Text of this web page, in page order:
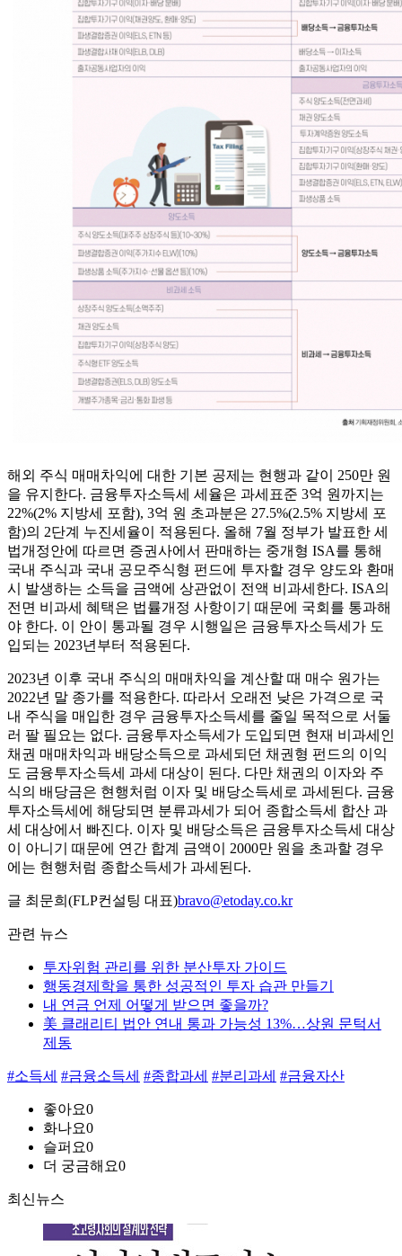
해외 주식 매매차익에 대한 기본 공제는 현행과 같이 250만 원
을 유지한다. 금융투자소득세 세율은 과세표준 3억 원까지는
22%(2% 지방세 포함), 3억 원 초과분은 27.5%(2.5% 지방세 포
함)의 2단계 누진세율이 적용된다. 올해 7월 정부가 발표한 세
법개정안에 따르면 증권사에서 판매하는 중개형 ISA를 통해
국내 주식과 국내 공모주식형 펀드에 투자할 경우 양도와 환매
시 발생하는 소득을 금액에 상관없이 전액 비과세한다. ISA의
전면 비과세 혜택은 법률개정 사항이기 때문에 국회를 통과해
야 한다. 이 안이 통과될 경우 시행일은 금융투자소득세가 도
입되는 2023년부터 적용된다.
2023년 이후 국내 주식의 매매차익을 계산할 때 매수 원가는
2022년 말 종가를 적용한다. 따라서 오래전 낮은 가격으로 국
내 주식을 매입한 경우 금융투자소득세를 줄일 목적으로 서둘
러 팔 필요는 없다. 금융투자소득세가 도입되면 현재 비과세인
채권 매매차익과 배당소득으로 과세되던 채권형 펀드의 이익
도 금융투자소득세 과세 대상이 된다. 다만 채권의 이자와 주
식의 배당금은 현행처럼 이자 및 배당소득세로 과세된다. 금융
투자소득세에 해당되면 분류과세가 되어 종합소득세 합산 과
세 대상에서 빠진다. 이자 및 배당소득은 금융투자소득세 대상
이 아니기 때문에 연간 합계 금액이 2000만 원을 초과할 경우
에는 현행처럼 종합소득세가 과세된다.
글 최문희(FLP컨설팅 대표)bravo@etoday.co.kr
관련 뉴스
투자위험 관리를 위한 분산투자 가이드
행동경제학을 통한 성공적인 투자 습관 만들기
내 연금 언제 어떻게 받으면 좋을까?
美 클래리티 법안 연내 통과 가능성 13%…상원 문턱서
제동
#소득세 #금융소득세 #종합과세 #분리과세 #금융자산
좋아요0
화나요0
슬퍼요0
더 궁금해요0
최신뉴스